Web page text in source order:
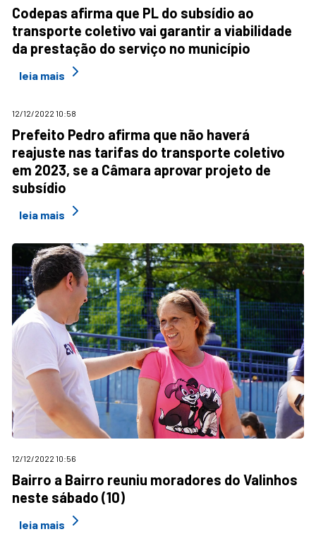
Codepas afirma que PL do subsídio ao
transporte coletivo vai garantir a viabilidade
da prestação do serviço no município
leia mais
12/12/2022 10:58
Prefeito Pedro afirma que não haverá
reajuste nas tarifas do transporte coletivo
em 2023, se a Câmara aprovar projeto de
subsídio
leia mais
12/12/2022 10:56
Bairro a Bairro reuniu moradores do Valinhos
neste sábado (10)
leia mais